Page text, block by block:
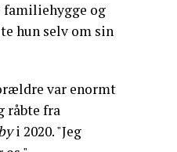
og
hun selv om sin
var enormt
råbte fra
i 2020. "Jeg